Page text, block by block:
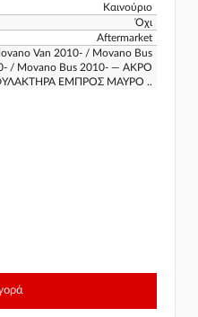
Καινούριο
Όχι
Aftermarket
Van 2010- / Movano Bus
/ Movano Bus 2010- — ΑΚΡΟ
ΕΜΠΡΟΣ ΜΑΥΡΟ ..